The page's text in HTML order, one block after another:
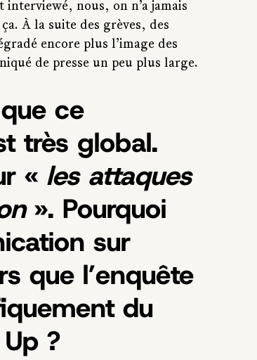
interviewé, nous, on n’a jamais
À la suite des grèves, des
encore plus l’image des
de presse un peu plus large.
ce
très global.
« les attaques
». Pourquoi
sur
que l’enquête
du
?